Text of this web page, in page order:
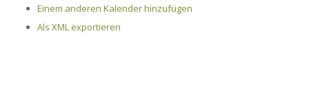
Einem anderen Kalender hinzufügen
Als XML exportieren